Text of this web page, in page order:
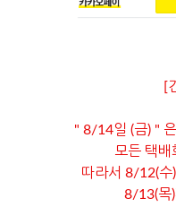
[
" 8/14일 (금) "
모든 택배
따라서 8/12(수
8/13(목